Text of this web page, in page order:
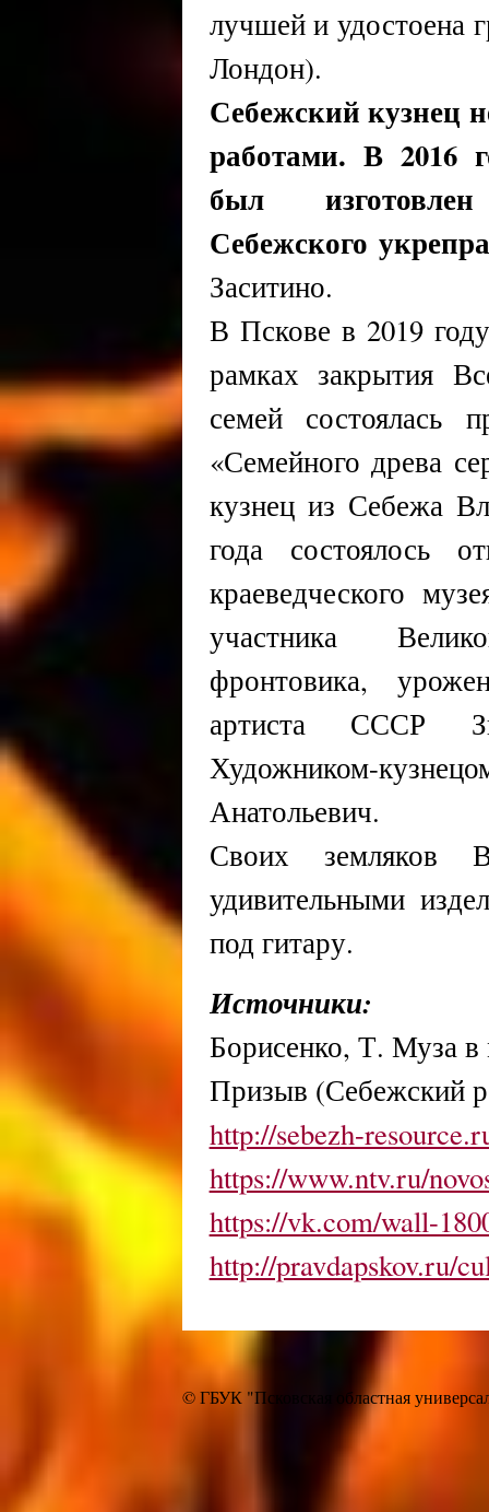
лучшей и удостоена
Лондон).
Себежский кузнец
работами. В 2016
был
Себежского
Заситино.
В Пскове в 2019
рамках закрытия
семей состоялась
«Семейного древа
кузнец из Себежа
года состоялось
краеведческого
участника
фронтовика,
артиста СССР
Художником-
Анатольевич.
Своих земляков
удивительными
под гитару.
Источники:
Борисенко, Т. Муза в
Призыв (Себежский
http://sebezh-
https://www.ntv.ru/
https://vk.com/wall-
http://pravdapskov.ru/
© ГБУК "Псковская областная